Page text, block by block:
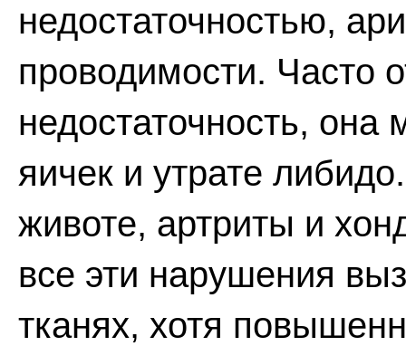
недостаточностью,
проводимости. Часто
недостаточность,
яичек и утрате
животе, артриты и
все эти нарушения
тканях, хотя